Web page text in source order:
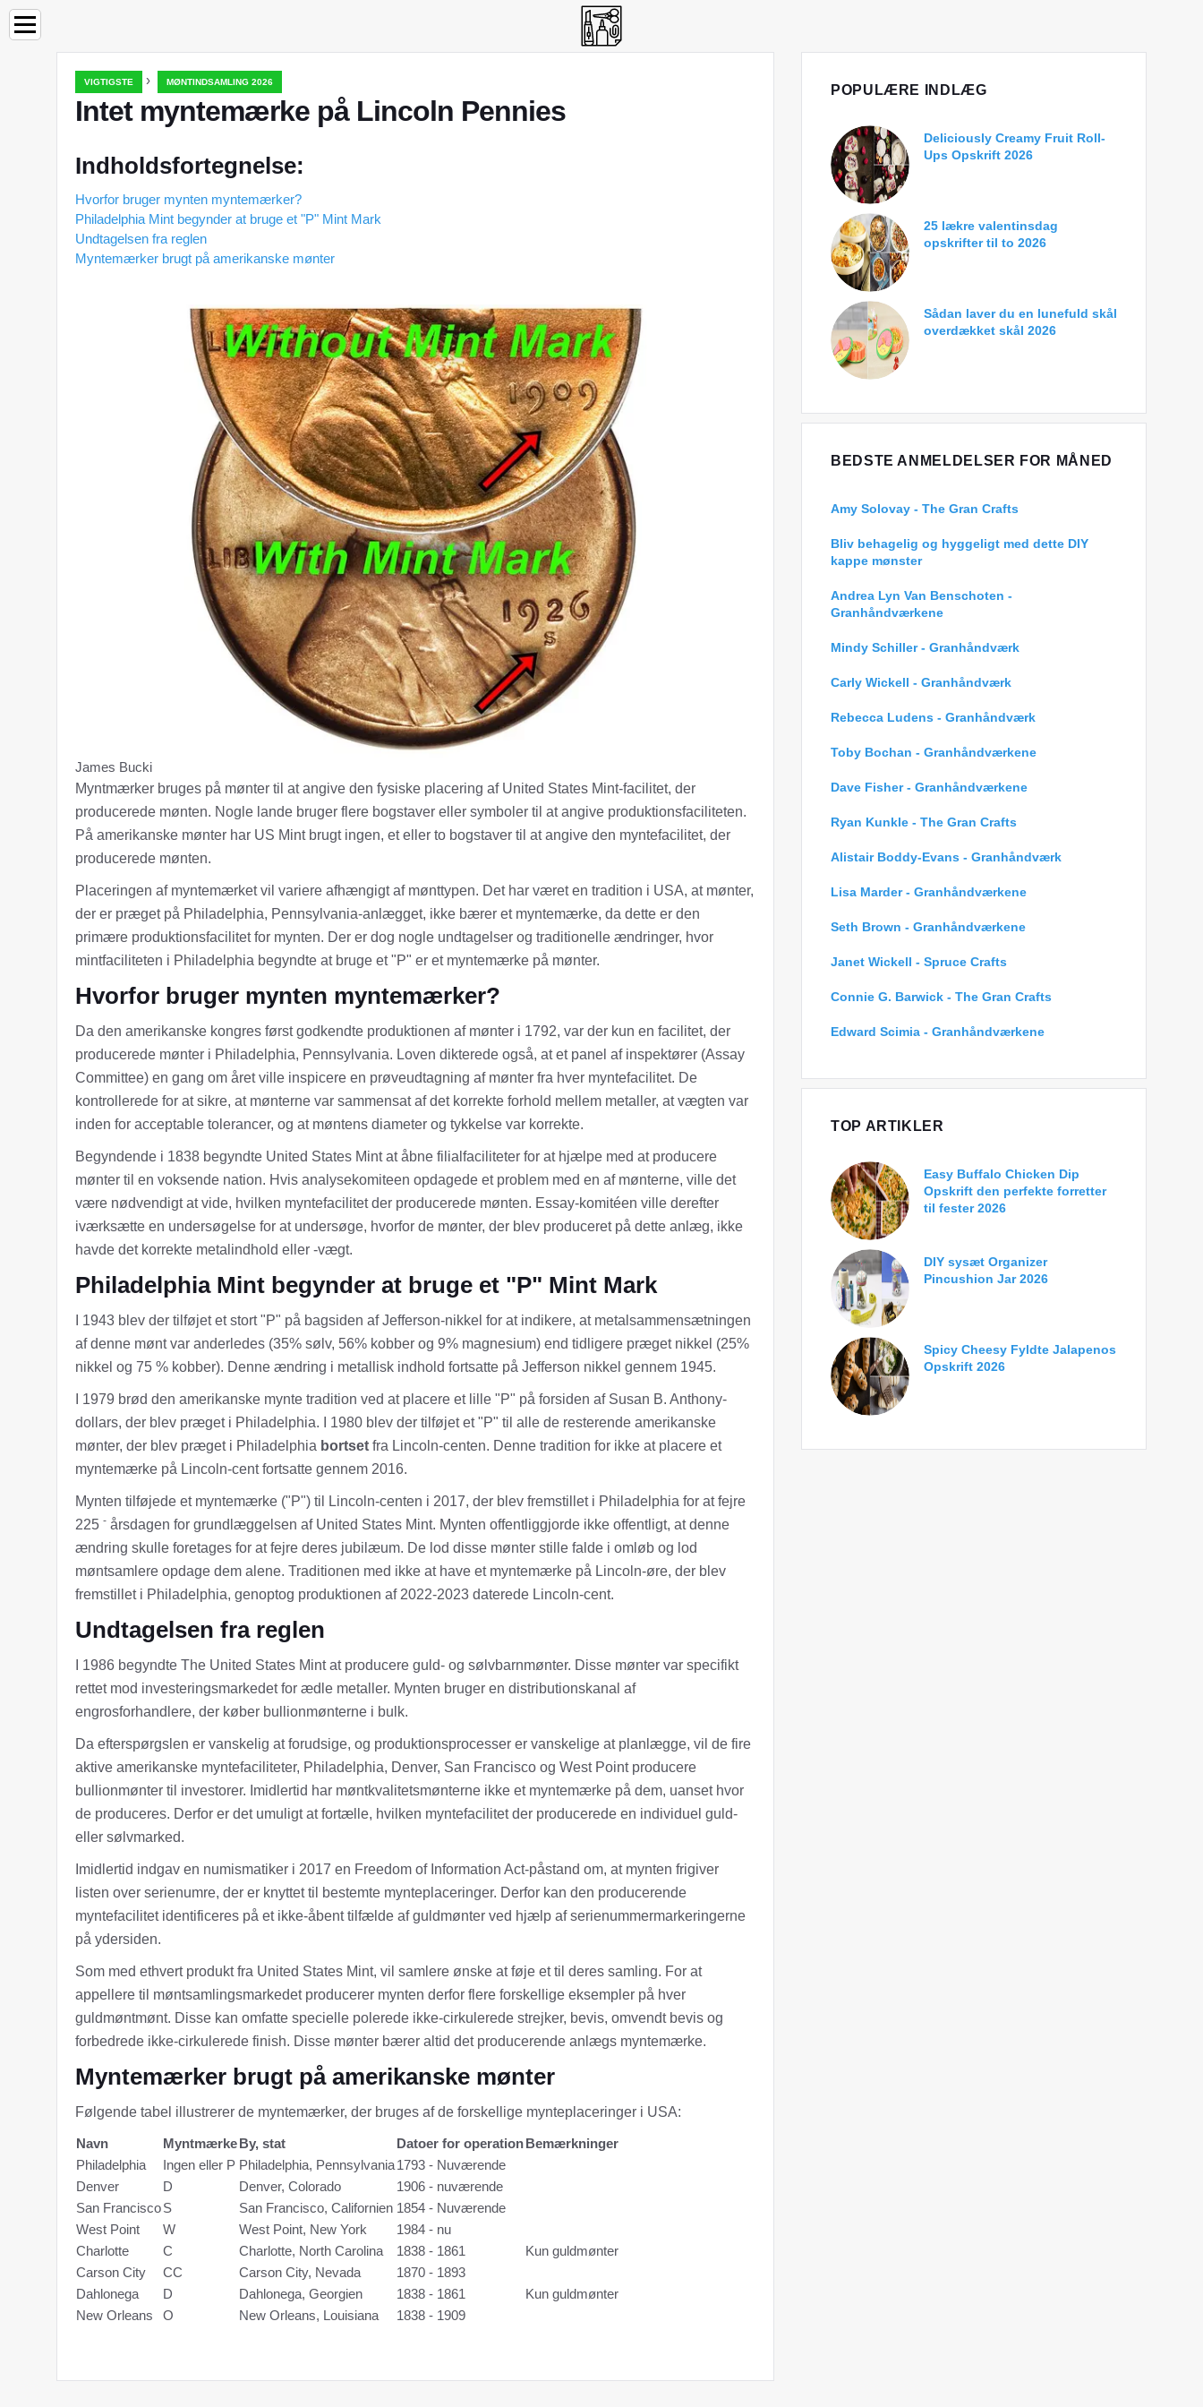
VIGTIGSTE › MØNTINDSAMLING 2026
Intet myntemærke på Lincoln Pennies
Indholdsfortegnelse:
Hvorfor bruger mynten myntemærker?
Philadelphia Mint begynder at bruge et "P" Mint Mark
Undtagelsen fra reglen
Myntemærker brugt på amerikanske mønter
James Bucki
Myntmærker bruges på mønter til at angive den fysiske placering af United States Mint-facilitet, der
producerede mønten. Nogle lande bruger flere bogstaver eller symboler til at angive produktionsfaciliteten.
På amerikanske mønter har US Mint brugt ingen, et eller to bogstaver til at angive den myntefacilitet, der
producerede mønten.
Placeringen af ​​myntemærket vil variere afhængigt af mønttypen. Det har været en tradition i USA, at mønter,
der er præget på Philadelphia, Pennsylvania-anlægget, ikke bærer et myntemærke, da dette er den
primære produktionsfacilitet for mynten. Der er dog nogle undtagelser og traditionelle ændringer, hvor
mintfaciliteten i Philadelphia begyndte at bruge et "P" er et myntemærke på mønter.
Hvorfor bruger mynten myntemærker?
Da den amerikanske kongres først godkendte produktionen af ​​mønter i 1792, var der kun en facilitet, der
producerede mønter i Philadelphia, Pennsylvania. Loven dikterede også, at et panel af inspektører (Assay
Committee) en gang om året ville inspicere en prøveudtagning af mønter fra hver myntefacilitet. De
kontrollerede for at sikre, at mønterne var sammensat af det korrekte forhold mellem metaller, at vægten var
inden for acceptable tolerancer, og at møntens diameter og tykkelse var korrekte.
Begyndende i 1838 begyndte United States Mint at åbne filialfaciliteter for at hjælpe med at producere
mønter til en voksende nation. Hvis analysekomiteen opdagede et problem med en af ​​mønterne, ville det
være nødvendigt at vide, hvilken myntefacilitet der producerede mønten. Essay-komitéen ville derefter
iværksætte en undersøgelse for at undersøge, hvorfor de mønter, der blev produceret på dette anlæg, ikke
havde det korrekte metalindhold eller -vægt.
Philadelphia Mint begynder at bruge et "P" Mint Mark
I 1943 blev der tilføjet et stort "P" på bagsiden af ​​Jefferson-nikkel for at indikere, at metalsammensætningen
af ​​denne mønt var anderledes (35% sølv, 56% kobber og 9% magnesium) end tidligere præget nikkel (25%
nikkel og 75 % kobber). Denne ændring i metallisk indhold fortsatte på Jefferson nikkel gennem 1945.
I 1979 brød den amerikanske mynte tradition ved at placere et lille "P" på forsiden af ​​Susan B. Anthony-
dollars, der blev præget i Philadelphia. I 1980 blev der tilføjet et "P" til alle de resterende amerikanske
mønter, der blev præget i Philadelphia bortset fra Lincoln-centen. Denne tradition for ikke at placere et
myntemærke på Lincoln-cent fortsatte gennem 2016.
Mynten tilføjede et myntemærke ("P") til Lincoln-centen i 2017, der blev fremstillet i Philadelphia for at fejre
225 - årsdagen for grundlæggelsen af ​​United States Mint. Mynten offentliggjorde ikke offentligt, at denne
ændring skulle foretages for at fejre deres jubilæum. De lod disse mønter stille falde i omløb og lod
møntsamlere opdage dem alene. Traditionen med ikke at have et myntemærke på Lincoln-øre, der blev
fremstillet i Philadelphia, genoptog produktionen af ​​2022-2023 daterede Lincoln-cent.
Undtagelsen fra reglen
I 1986 begyndte The United States Mint at producere guld- og sølvbarnmønter. Disse mønter var specifikt
rettet mod investeringsmarkedet for ædle metaller. Mynten bruger en distributionskanal af
engrosforhandlere, der køber bullionmønterne i bulk.
Da efterspørgslen er vanskelig at forudsige, og produktionsprocesser er vanskelige at planlægge, vil de fire
aktive amerikanske myntefaciliteter, Philadelphia, Denver, San Francisco og West Point producere
bullionmønter til investorer. Imidlertid har møntkvalitetsmønterne ikke et myntemærke på dem, uanset hvor
de produceres. Derfor er det umuligt at fortælle, hvilken myntefacilitet der producerede en individuel guld-
eller sølvmarked.
Imidlertid indgav en numismatiker i 2017 en Freedom of Information Act-påstand om, at mynten frigiver
listen over serienumre, der er knyttet til bestemte mynteplaceringer. Derfor kan den producerende
myntefacilitet identificeres på et ikke-åbent tilfælde af guldmønter ved hjælp af serienummermarkeringerne
på ydersiden.
Som med ethvert produkt fra United States Mint, vil samlere ønske at føje et til deres samling. For at
appellere til møntsamlingsmarkedet producerer mynten derfor flere forskellige eksempler på hver
guldmøntmønt. Disse kan omfatte specielle polerede ikke-cirkulerede strejker, bevis, omvendt bevis og
forbedrede ikke-cirkulerede finish. Disse mønter bærer altid det producerende anlægs myntemærke.
Myntemærker brugt på amerikanske mønter
Følgende tabel illustrerer de myntemærker, der bruges af de forskellige mynteplaceringer i USA:
Navn MyntmærkeBy, stat Datoer for operationBemærkninger
Philadelphia
Ingen eller P Philadelphia, Pennsylvania1793 - Nuværende
Denver
D Denver, Colorado
1906 - nuværende
San FranciscoS San Francisco, Californien 1854 - Nuværende
West Point
W West Point, New York
1984 - nu
Charlotte
C Charlotte, North Carolina 1838 - 1861
Kun guldmønter
Carson City
CC Carson City, Nevada
1870 - 1893
Dahlonega
D Dahlonega, Georgien 1838 - 1861
Kun guldmønter
New Orleans
O New Orleans, Louisiana 1838 - 1909
POPULÆRE INDLÆG
Deliciously Creamy Fruit Roll-
Ups Opskrift 2026
25 lækre valentinsdag
opskrifter til to 2026
Sådan laver du en lunefuld skål
overdækket skål 2026
BEDSTE ANMELDELSER FOR MÅNED
Amy Solovay - The Gran Crafts
Bliv behagelig og hyggeligt med dette DIY
kappe mønster
Andrea Lyn Van Benschoten -
Granhåndværkene
Mindy Schiller - Granhåndværk
Carly Wickell - Granhåndværk
Rebecca Ludens - Granhåndværk
Toby Bochan - Granhåndværkene
Dave Fisher - Granhåndværkene
Ryan Kunkle - The Gran Crafts
Alistair Boddy-Evans - Granhåndværk
Lisa Marder - Granhåndværkene
Seth Brown - Granhåndværkene
Janet Wickell - Spruce Crafts
Connie G. Barwick - The Gran Crafts
Edward Scimia - Granhåndværkene
TOP ARTIKLER
Easy Buffalo Chicken Dip
Opskrift den perfekte forretter
til fester 2026
DIY sysæt Organizer
Pincushion Jar 2026
Spicy Cheesy Fyldte Jalapenos
Opskrift 2026